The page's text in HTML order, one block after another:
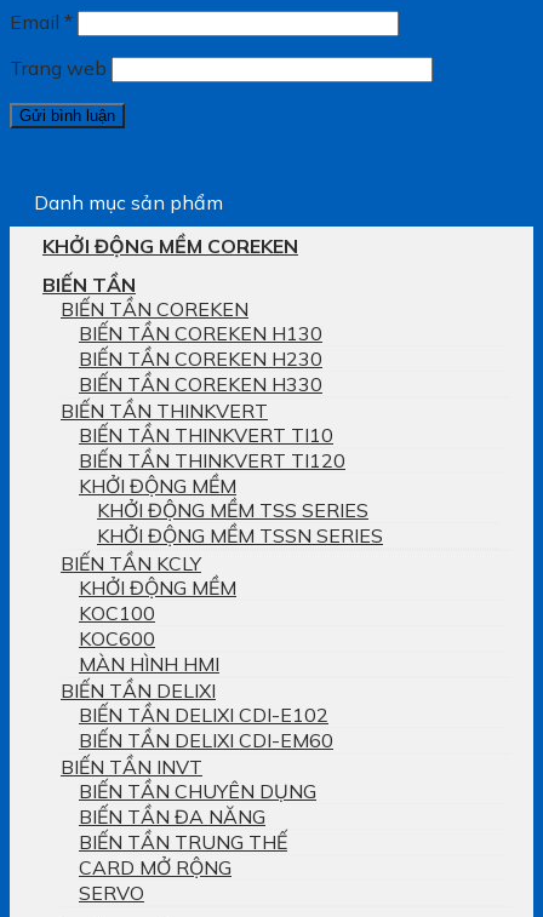
Email *
Trang web
Danh mục sản phẩm
KHỞI ĐỘNG MỀM COREKEN
BIẾN TẦN
BIẾN TẦN COREKEN
BIẾN TẦN COREKEN H130
BIẾN TẦN COREKEN H230
BIẾN TẦN COREKEN H330
BIẾN TẦN THINKVERT
BIẾN TẦN THINKVERT TI10
BIẾN TẦN THINKVERT TI120
KHỞI ĐỘNG MỀM
KHỞI ĐỘNG MỀM TSS SERIES
KHỞI ĐỘNG MỀM TSSN SERIES
BIẾN TẦN KCLY
KHỞI ĐỘNG MỀM
KOC100
KOC600
MÀN HÌNH HMI
BIẾN TẦN DELIXI
BIẾN TẦN DELIXI CDI-E102
BIẾN TẦN DELIXI CDI-EM60
BIẾN TẦN INVT
BIẾN TẦN CHUYÊN DỤNG
BIẾN TẦN ĐA NĂNG
BIẾN TẦN TRUNG THẾ
CARD MỞ RỘNG
SERVO